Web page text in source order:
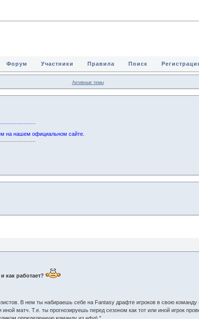
Форум Участники Правила Поиск
Активные темы
на нашем официальном сайте.
как работает?
В нем ты набираешь себе на Fantasy драфте игроков в свою
иной матч. Т.е. ты прогнозируешь перед сезоном как тот или иной игрок